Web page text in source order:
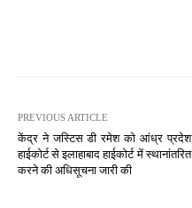
PREVIOUS ARTICLE
केंद्र ने जस्टिस डी रमेश को आंध्र प्रदेश
हाईकोर्ट से इलाहाबाद हाईकोर्ट में स्थानांतरित
करने की अधिसूचना जारी की